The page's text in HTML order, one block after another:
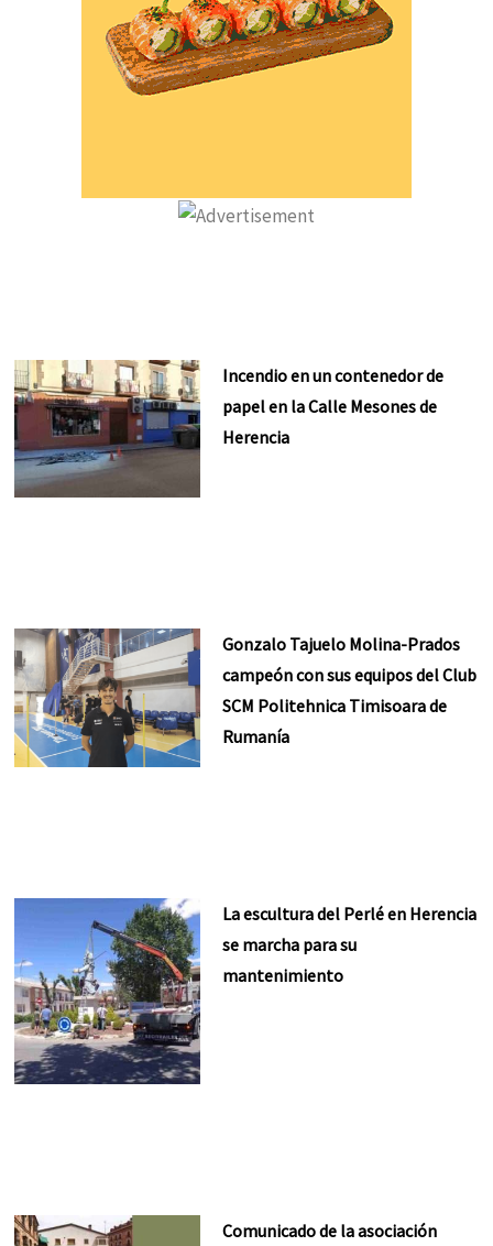
Incendio en un contenedor de
papel en la Calle Mesones de
Herencia
Gonzalo Tajuelo Molina-Prados
campeón con sus equipos del Club
SCM Politehnica Timisoara de
Rumanía
La escultura del Perlé en Herencia
se marcha para su
mantenimiento
Comunicado de la asociación